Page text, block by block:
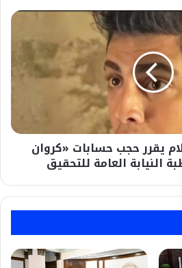
يقرر حجب حسابات «كروان
النيابة العامة للتحقيق